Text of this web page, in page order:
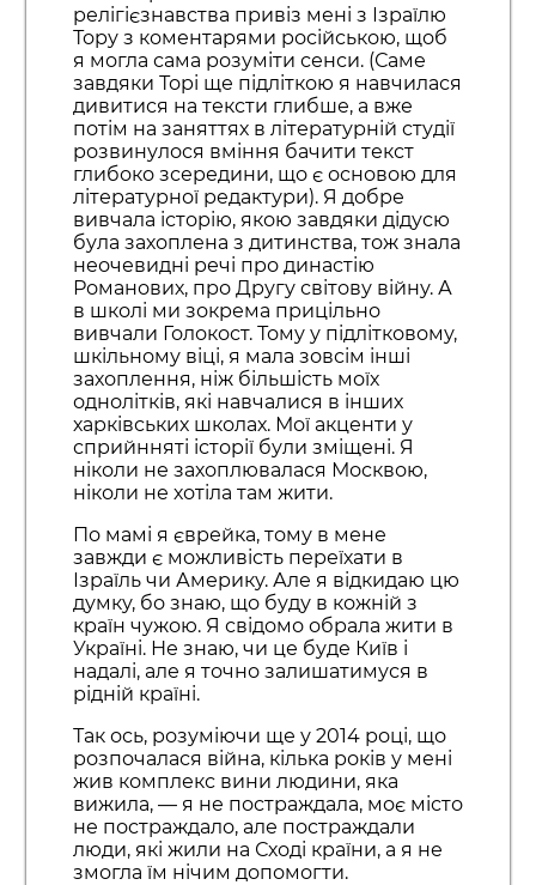
релігієзнавства привіз мені з Ізраїлю
Тору з коментарями російською, щоб
я могла сама розуміти сенси. (Саме
завдяки Торі ще підліткою я навчилася
дивитися на тексти глибше, а вже
потім на заняттях в літературній студії
розвинулося вміння бачити текст
глибоко зсередини, що є основою для
літературної редактури). Я добре
вивчала історію, якою завдяки дідусю
була захоплена з дитинства, тож знала
неочевидні речі про династію
Романових, про Другу світову війну. А
в школі ми зокрема прицільно
вивчали Голокост. Тому у підлітковому,
шкільному віці, я мала зовсім інші
захоплення, ніж більшість моїх
однолітків, які навчалися в інших
харківських школах. Мої акценти у
сприйнняті історії були зміщені. Я
ніколи не захоплювалася Москвою,
ніколи не хотіла там жити.
По мамі я єврейка, тому в мене
завжди є можливість переїхати в
Ізраїль чи Америку. Але я відкидаю цю
думку, бо знаю, що буду в кожній з
країн чужою. Я свідомо обрала жити в
Україні. Не знаю, чи це буде Київ і
надалі, але я точно залишатимуся в
рідній країні.
Так ось, розуміючи ще у 2014 році, що
розпочалася війна, кілька років у мені
жив комплекс вини людини, яка
вижила, — я не постраждала, моє місто
не постраждало, але постраждали
люди, які жили на Сході країни, а я не
змогла їм нічим допомогти.